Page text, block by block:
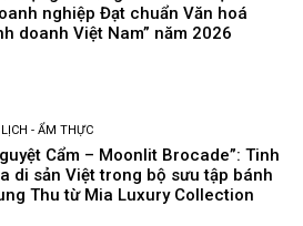
nghiệp Đạt chuẩn Văn hoá
doanh Việt Nam” năm 2026
LỊCH - ẨM THỰC
Cẩm – Moonlit Brocade”: Tinh
di sản Việt trong bộ sưu tập bánh
Thu từ Mia Luxury Collection